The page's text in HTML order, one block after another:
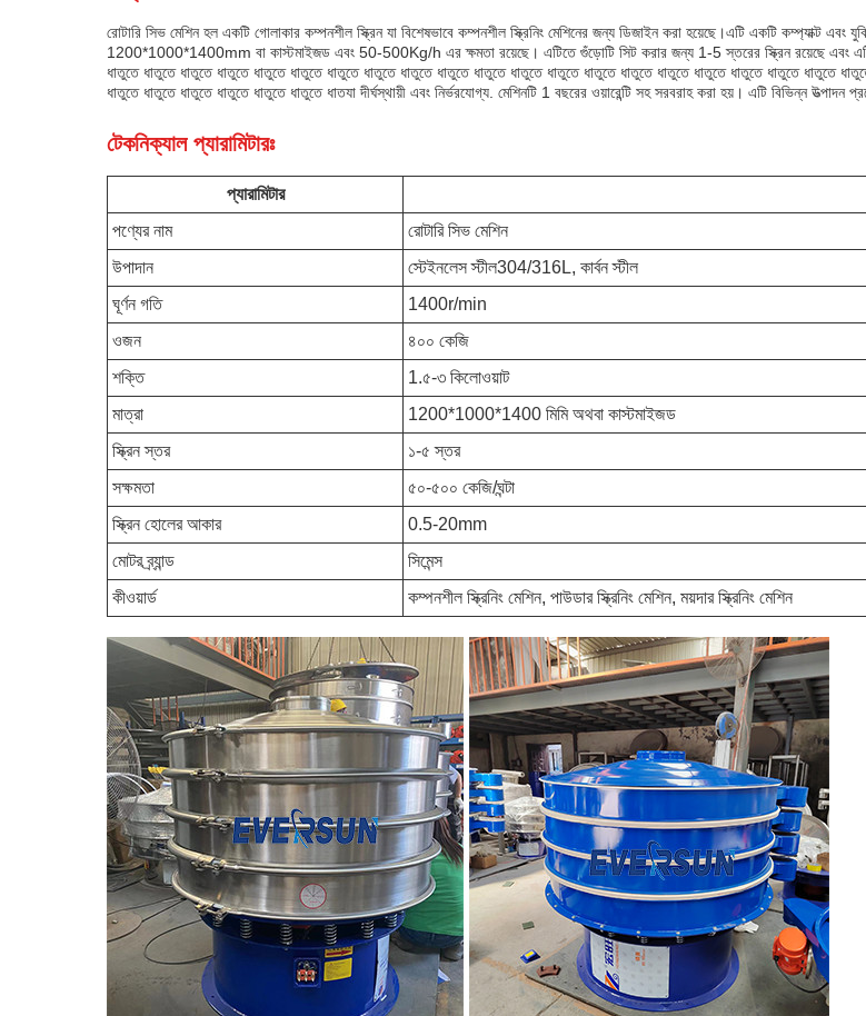
রোটারি সিভ মেশিন হল একটি গোলাকার কম্পনশীল স্ক্রিন যা বিশেষভাবে কম্পনশীল স্ক্রিনিং মেশিনের জন্য ডিজাইন করা হয়েছে।এটি একটি কম্প্যাক্ট এবং
1200*1000*1400mm বা কাস্টমাইজড এবং 50-500Kg/h এর ক্ষমতা রয়েছে। এটিতে গুঁড়োটি সিট করার জন্য 1-5 স্তরের স্ক্রিন রয়েছে এবং
ধাতুতে ধাতুতে ধাতুতে ধাতুতে ধাতুতে ধাতুতে ধাতুতে ধাতুতে ধাতুতে ধাতুতে ধাতুতে ধাতুতে ধাতুতে ধাতুতে ধাতুতে ধাতুতে ধাতুতে ধাতুতে ধাতুতে ধাতুতে
ধাতুতে ধাতুতে ধাতুতে ধাতুতে ধাতুতে ধাতুতে ধাতযা দীর্ঘস্থায়ী এবং নির্ভরযোগ্য. মেশিনটি 1 বছরের ওয়ারেন্টি সহ সরবরাহ করা হয়। এটি বিভিন্ন
টেকনিক্যাল প্যারামিটারঃ
প্যারামিটার
পণ্যের নাম
রোটারি সিভ মেশিন
উপাদান
স্টেইনলেস স্টীল304/316L, কার্বন স্টীল
ঘূর্ণন গতি
1400r/min
ওজন
৪০০ কেজি
শক্তি
1.৫-৩ কিলোওয়াট
মাত্রা
1200*1000*1400 মিমি অথবা কাস্টমাইজড
স্ক্রিন স্তর
১-৫ স্তর
সক্ষমতা
৫০-৫০০ কেজি/ঘন্টা
স্ক্রিন হোলের আকার
0.5-20mm
মোটর ব্র্যান্ড
সিমেন্স
কীওয়ার্ড
কম্পনশীল স্ক্রিনিং মেশিন, পাউডার স্ক্রিনিং মেশিন, ময়দার স্ক্রিনিং মেশিন